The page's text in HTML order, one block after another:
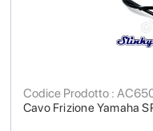
Cavo Frizione Yamaha
Codice Prodotto :